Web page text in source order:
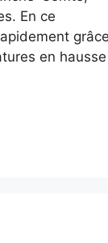
En ce
grâce
en hausse